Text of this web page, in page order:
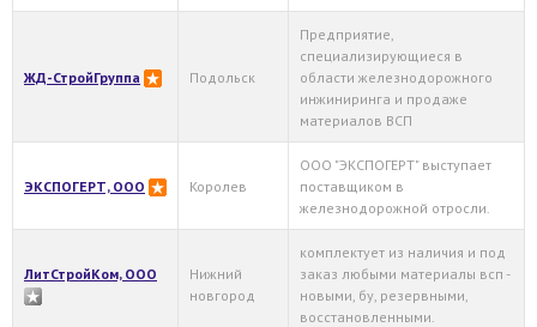
ЖД-СтройГруппа Подольск
Предприятие,
специализирующиеся в
области железнодорожного
инжиниринга и продаже
материалов ВСП
ЭКСПОГЕРТ, ООО Королев
ООО "ЭКСПОГЕРТ" выступает
поставщиком в
железнодорожной отросли.
ЛитСтройКом, ООО
Нижний
новгород
комплектует из наличия и под
заказ любыми материалы всп -
новыми, бу, резервными,
восстановленными.